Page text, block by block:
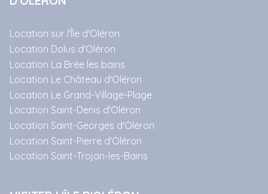
Location sur l'Île d'Oléron
Location Dolus d'Oléron
Location La Brée les bains
Location Le Château d'Oléron
Location Le Grand-Village-Plage
Location Saint-Denis d'Oléron
Location Saint-Georges d'Oléron
Location Saint-Pierre d'Oléron
Location Saint-Trojan-les-Bains